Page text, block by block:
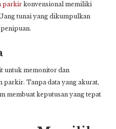
parkirkonvensional memiliki
tunai yang dikumpulkan
untuk memonitor dan
parkir. Tanpa data yang akurat,
membuat keputusan yang tepat